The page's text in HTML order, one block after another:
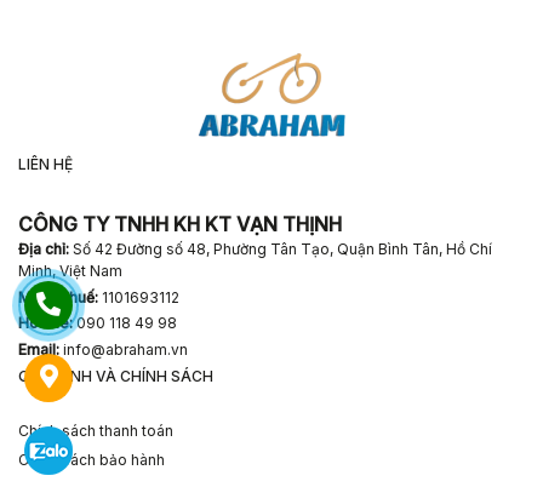
LIÊN HỆ
CÔNG TY TNHH KH KT VẠN THỊNH
Địa chỉ: Số 42 Đường số 48, Phường Tân Tạo, Quận Bình Tân, Hồ Chí
Minh, Việt Nam
Mã số thuế: 1101693112
Hotline:090 118 49 98
Email: info@abraham.vn
QUY ĐỊNH VÀ CHÍNH SÁCH
Chính sách thanh toán
Chính sách bảo hành